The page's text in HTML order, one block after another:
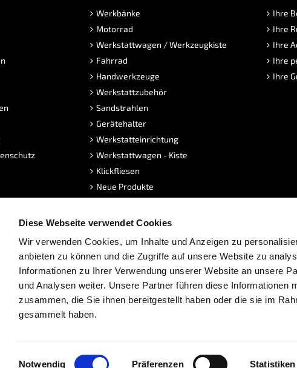
Diese Webseite verwendet Cookies
Wir verwenden Cookies, um Inhalte und Anzeigen zu
anbieten zu können und die Zugriffe auf unsere Website zu
Informationen zu Ihrer Verwendung unserer Website an unsere
und Analysen weiter. Unsere Partner führen diese Informationen
zusammen, die Sie ihnen bereitgestellt haben oder die sie im
gesammelt haben.
Einwilligungsauswahl
Notwendig Präferenzen Statistiken
Werkbänke
Motorrad
Werkstattwagen / Werkzeugkiste
Fahrrad
Handwerkzeuge
Werkstattzubehör
Sandstrahlen
Gerätehalter
Werkstatteinrichtung
Werkstattwagen - Kiste
Klickfliesen
Neue Produkte
Ihre
Ihre
Ihre
Ihre
Ihre